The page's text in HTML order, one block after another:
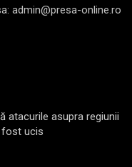
admin@presa-online.ro
atacurile asupra regiunii
fost ucis